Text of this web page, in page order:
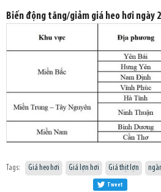
Biến động tăng/giảm giá heo hơi ngày
Tags: Giá heo hơi Giá lợn hơi Giá thịt lợn
Tweet